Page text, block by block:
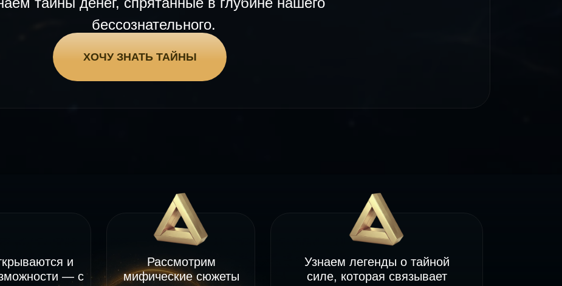
ХОЧУ ЗНАТЬ ТАЙНЫ
бессознательного.
Узнаем легенды о тайной
силе, которая связывает
Рассмотрим
мифические сюжеты
и
— с